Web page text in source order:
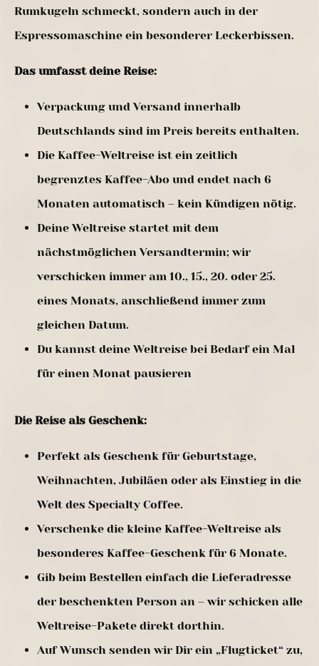
Rumkugeln schmeckt, sondern auch in der
Espressomaschine ein besonderer Leckerbissen.
Das umfasst deine Reise:
Verpackung und Versand innerhalb
Deutschlands sind im Preis bereits enthalten.
Die Kaffee-Weltreise ist ein zeitlich
begrenztes Kaffee-Abo und endet nach 6
Monaten automatisch – kein Kündigen nötig.
Deine Weltreise startet mit dem
nächstmöglichen Versandtermin; wir
verschicken immer am 10., 15., 20. oder 25.
eines Monats, anschließend immer zum
gleichen Datum.
Du kannst deine Weltreise bei Bedarf ein Mal
für einen Monat pausieren
Die Reise als Geschenk:
Perfekt als Geschenk für Geburtstage,
Weihnachten, Jubiläen oder als Einstieg in die
Welt des Specialty Coffee.
Verschenke die kleine Kaffee-Weltreise als
besonderes Kaffee-Geschenk für 6 Monate.
Gib beim Bestellen einfach die Lieferadresse
der beschenkten Person an – wir schicken alle
Weltreise-Pakete direkt dorthin.
Auf Wunsch senden wir Dir ein „Flugticket“ zu,